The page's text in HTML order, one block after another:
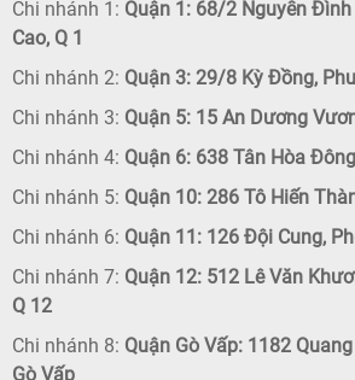
Chi nhánh 1: Quận 1: 68/2 Nguyễn
Cao, Q 1
Chi nhánh 2: Quận 3: 29/8 Kỳ Đồng,
Chi nhánh 3: Quận 5: 15 An Dương
Chi nhánh 4: Quận 6: 638 Tân Hòa
Chi nhánh 5: Quận 10: 286 Tô Hiến
Chi nhánh 6: Quận 11: 126 Đội Cung,
Chi nhánh 7: Quận 12: 512 Lê Văn
Q 12
Chi nhánh 8: Quận Gò Vấp: 1182
Gò Vấp